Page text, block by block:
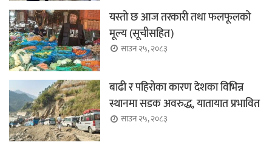
यस्तो छ आज तरकारी तथा फलफूलको
मूल्य (सूचीसहित)
साउन २५, २०८३
बाढी र पहिरोका कारण देशका विभिन्न
स्थानमा सडक अवरुद्ध, यातायात प्रभावित
साउन २५, २०८३